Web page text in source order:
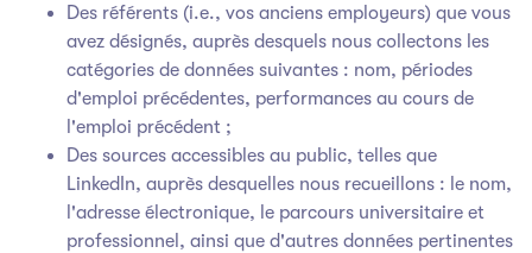
Des référents (i.e., vos anciens employeurs) que vous
avez désignés, auprès desquels nous collectons les
catégories de données suivantes : nom, périodes
d'emploi précédentes, performances au cours de
l'emploi précédent ;
Des sources accessibles au public, telles que
LinkedIn, auprès desquelles nous recueillons : le nom,
l'adresse électronique, le parcours universitaire et
professionnel, ainsi que d'autres données pertinentes